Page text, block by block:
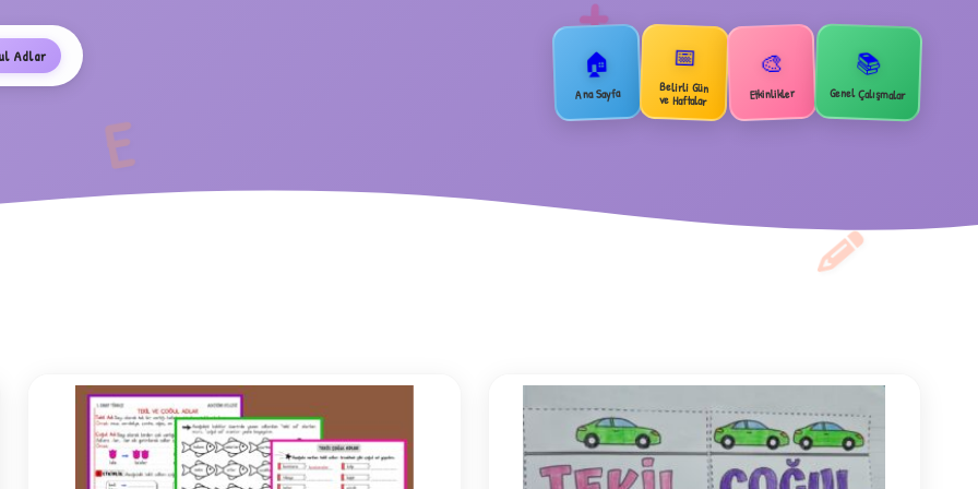
Adlar 🏠
Ana Sayfa
📅
Belirli Gün
ve Haftalar
🎨
Etkinlikler
📚
Genel Çalışmalar
B
E